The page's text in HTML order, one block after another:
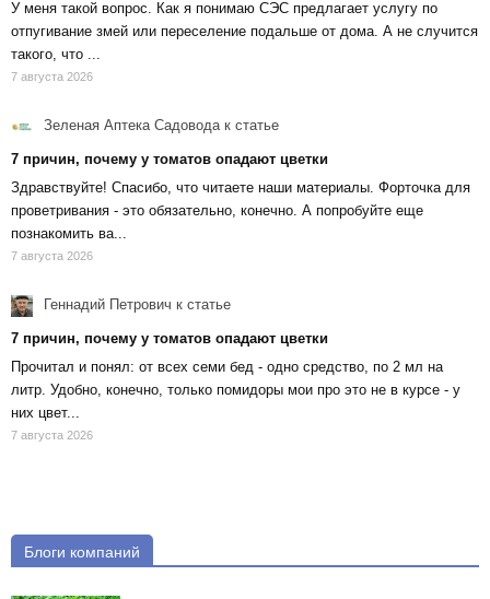
У меня такой вопрос. Как я понимаю СЭС предлагает услугу по
отпугивание змей или переселение подальше от дома. А не случится
такого, что ...
7 августа 2026
Зеленая Аптека Садоводак статье
7 причин, почему у томатов опадают цветки
Здравствуйте! Спасибо, что читаете наши материалы. Форточка для
проветривания - это обязательно, конечно. А попробуйте еще
познакомить ва...
7 августа 2026
Геннадий Петрович к статье
7 причин, почему у томатов опадают цветки
Прочитал и понял: от всех семи бед - одно средство, по 2 мл на
литр. Удобно, конечно, только помидоры мои про это не в курсе - у
них цвет...
7 августа 2026
Блоги компаний